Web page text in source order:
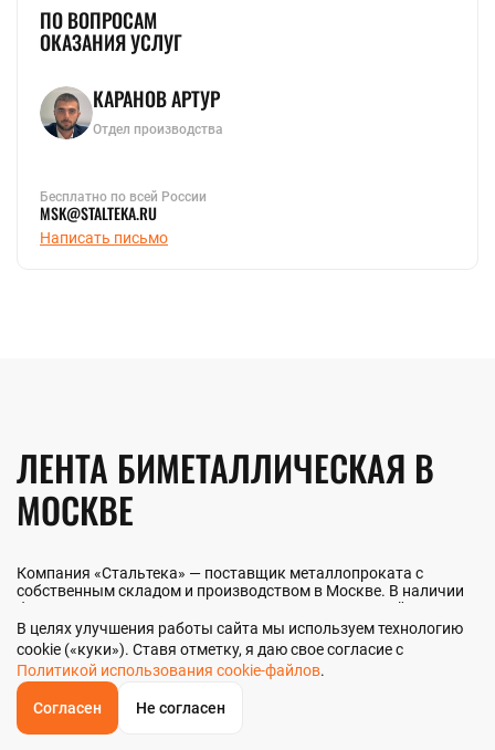
ОБРАТНЫЙЗВОНОК
ПО ВОПРОСАМ
ОКАЗАНИЯ УСЛУГ
КАРАНОВ АРТУР
Отдел производства
Бесплатно по всей России
MSK@STALTEKA.RU
Написать письмо
ЛЕНТА БИМЕТАЛЛИЧЕСКАЯ В
МОСКВЕ
Компания «Стальтека» — поставщик металлопроката с
собственным складом и производством в Москве. В наличии
более 130 видов металлопроката и 70 наименований
металлоизделий — черный, цветной и нержавеющий прокат
любых типоразмеров. Мы реализуем ленту биметаллическую
как оптом, так и в розницу прямо со склада из наличия или
под заказ. Контроль качества на всех этапах — от входного
анализа до отгрузки.
Главная
В целях улучшения работы сайта мы используем технологию
cookie («куки»). Ставя отметку, я даю свое согласие с
Политикой использования cookie-файлов.
Согласен Не согласен